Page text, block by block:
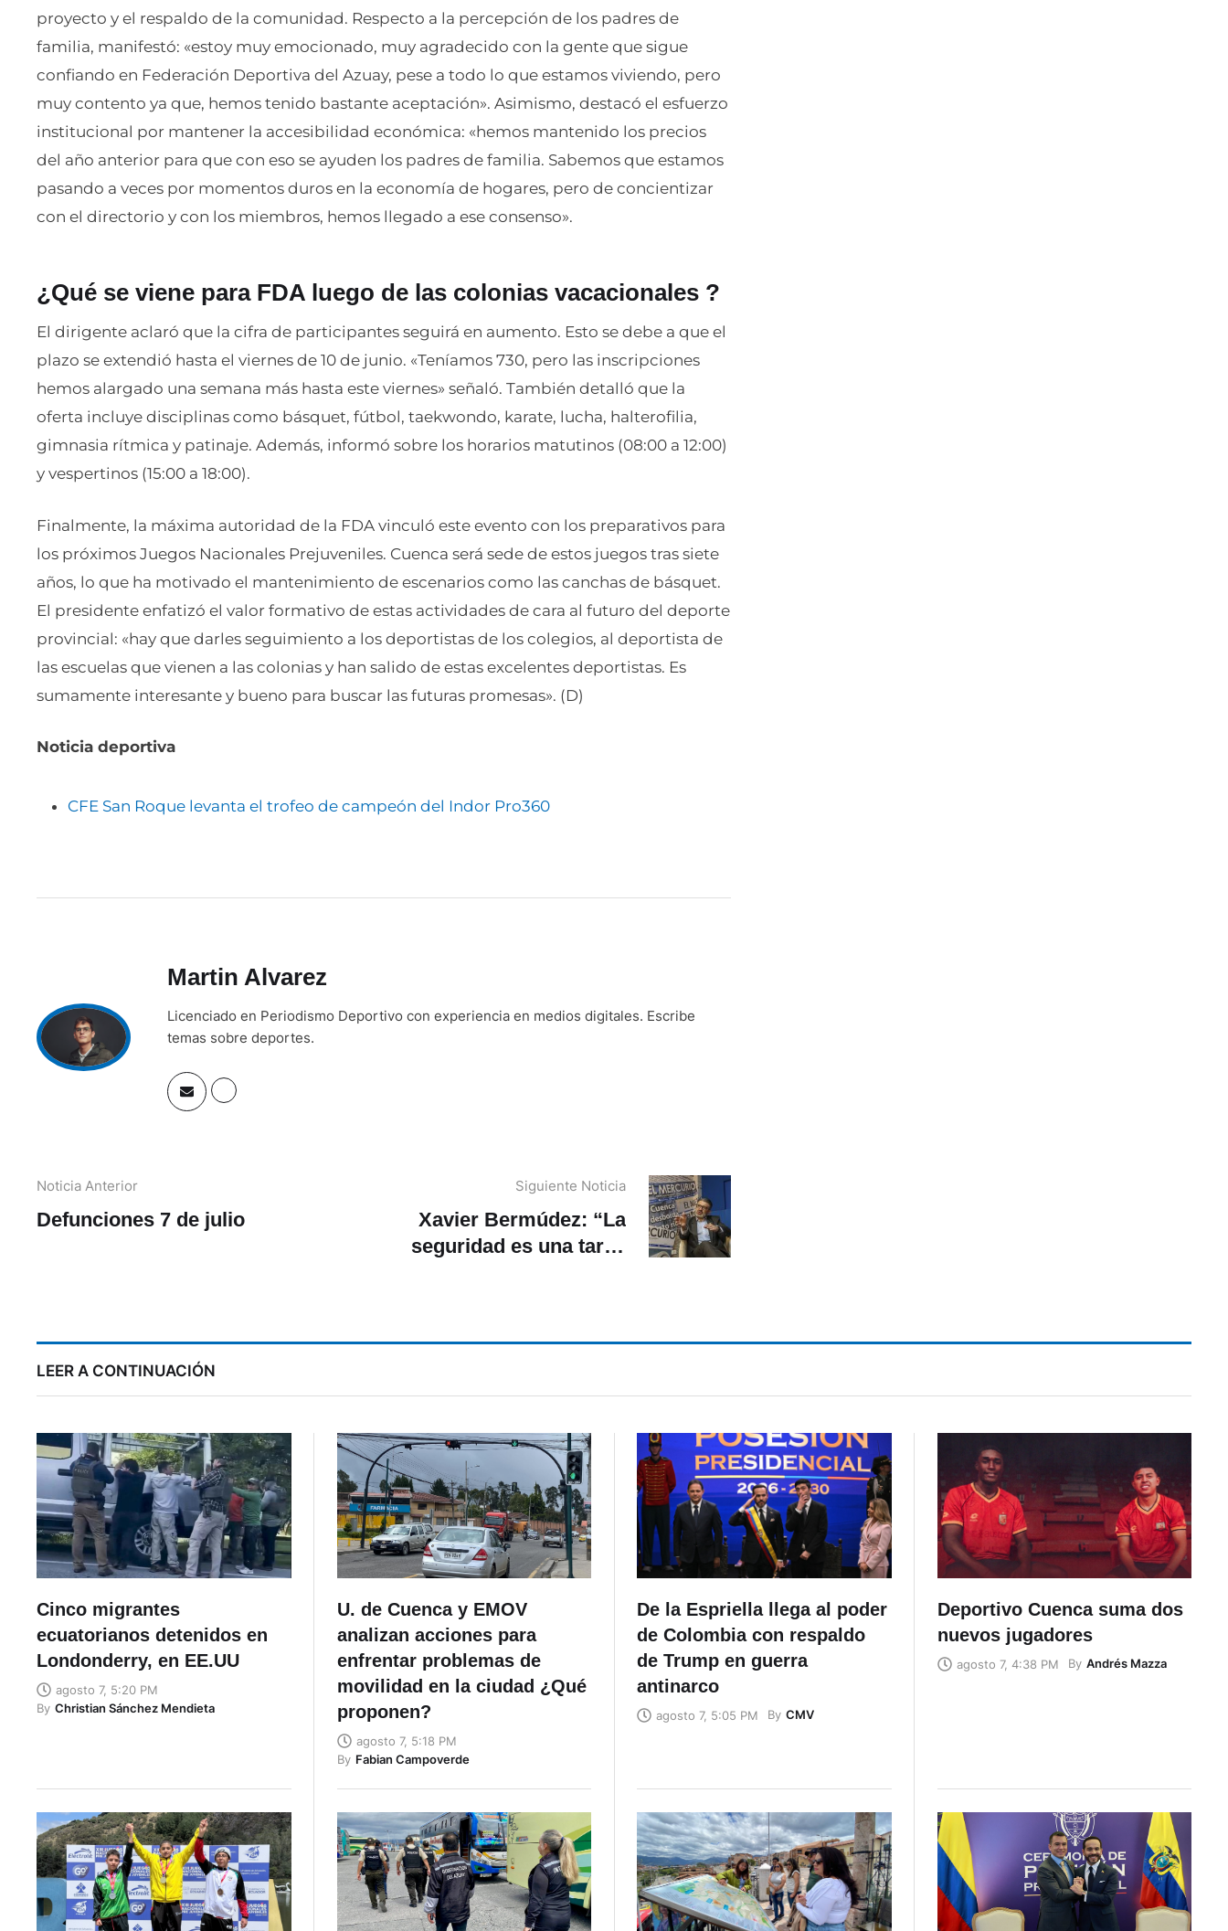
proyecto y el respaldo de la comunidad. Respecto a la percepción de los padres de
familia, manifestó: «estoy muy emocionado, muy agradecido con la gente que sigue
confiando en Federación Deportiva del Azuay, pese a todo lo que estamos viviendo, pero
muy contento ya que, hemos tenido bastante aceptación». Asimismo, destacó el esfuerzo
institucional por mantener la accesibilidad económica: «hemos mantenido los precios
del año anterior para que con eso se ayuden los padres de familia. Sabemos que estamos
pasando a veces por momentos duros en la economía de hogares, pero de concientizar
con el directorio y con los miembros, hemos llegado a ese consenso».
¿Qué se viene para FDA luego de las colonias vacacionales ?
El dirigente aclaró que la cifra de participantes seguirá en aumento. Esto se debe a que el
plazo se extendió hasta el viernes de 10 de junio. «Teníamos 730, pero las inscripciones
hemos alargado una semana más hasta este viernes» señaló. También detalló que la
oferta incluye disciplinas como básquet, fútbol, taekwondo, karate, lucha, halterofilia,
gimnasia rítmica y patinaje. Además, informó sobre los horarios matutinos (08:00 a 12:00)
y vespertinos (15:00 a 18:00).
Finalmente, la máxima autoridad de la FDA vinculó este evento con los preparativos para
los próximos Juegos Nacionales Prejuveniles. Cuenca será sede de estos juegos tras siete
años, lo que ha motivado el mantenimiento de escenarios como las canchas de básquet.
El presidente enfatizó el valor formativo de estas actividades de cara al futuro del deporte
provincial: «hay que darles seguimiento a los deportistas de los colegios, al deportista de
las escuelas que vienen a las colonias y han salido de estas excelentes deportistas. Es
sumamente interesante y bueno para buscar las futuras promesas». (D)
Noticia deportiva
CFE San Roque levanta el trofeo de campeón del Indor Pro360
Martin Alvarez
Licenciado en Periodismo Deportivo con experiencia en medios digitales. Escribe
temas sobre deportes.
Noticia Anterior
Defunciones 7 de julio
Siguiente Noticia
Xavier Bermúdez: “La
seguridad es una tarea
LEER A CONTINUACIÓN
Cinco migrantes
ecuatorianos detenidos en
Londonderry, en EE.UU
agosto 7, 5:20 PM
By Christian Sánchez Mendieta
U. de Cuenca y EMOV
analizan acciones para
enfrentar problemas de
movilidad en la ciudad ¿Qué
proponen?
agosto 7, 5:18 PM
By Fabian Campoverde
De la Espriella llega al poder
de Colombia con respaldo
de Trump en guerra
antinarco
agosto 7, 5:05 PM By CMV
Deportivo Cuenca suma dos
nuevos jugadores
agosto 7, 4:38 PM By Andrés Mazza